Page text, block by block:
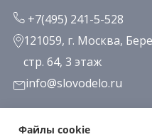
+7(495) 241-5-528
121059, г. Москва,
стр. 64, 3 этаж
info@slovodelo.ru
Заказать звонок
Файлы cookie